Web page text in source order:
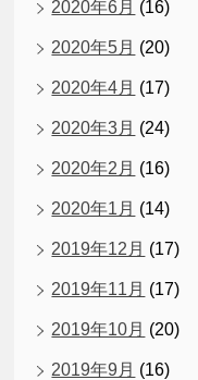
2020年6月 (16)
2020年5月 (20)
2020年4月 (17)
2020年3月 (24)
2020年2月 (16)
2020年1月 (14)
2019年12月 (17)
2019年11月 (17)
2019年10月 (20)
2019年9月 (16)